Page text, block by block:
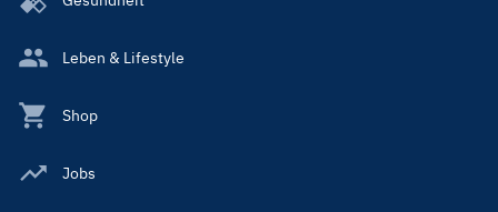
Leben & Lifestyle
Shop
Jobs